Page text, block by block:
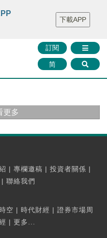
財華證券 媒體矩陣
智庫沙龍
聯絡我們
訂閱
简
下載APP
更多
| 專欄邀稿 | 投資者關係 |
| 聯絡我們
空 | 時代財經 | 證券市場周
| 更多...